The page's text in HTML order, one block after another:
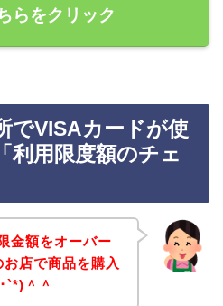
らをクリック
でVISAカードが使
利用限度額のチェ
金額をオーバー
店で商品を購入
`*)＾＾